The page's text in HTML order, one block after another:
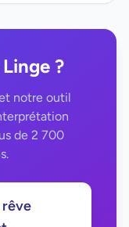
?
notre outil
de 2 700